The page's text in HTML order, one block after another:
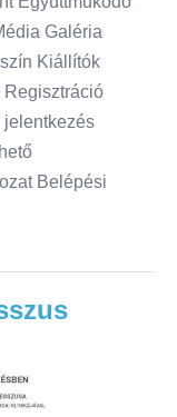
Galéria
Kiállítók
Regisztráció
jelentkezés
Belépési